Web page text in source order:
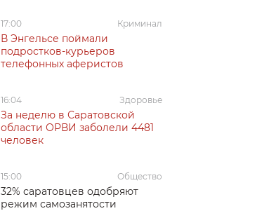
17:00 Криминал
В Энгельсе поймали
подростков-курьеров
телефонных аферистов
16:04 Здоровье
За неделю в Саратовской
области ОРВИ заболели 4481
человек
15:00 Общество
32% саратовцев одобряют
режим самозанятости